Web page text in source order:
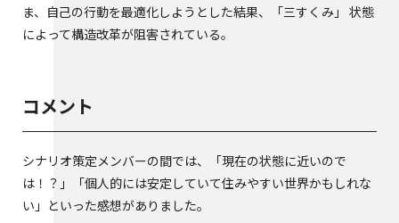
ま、自己の行動を最適化しようとした結果、「三すくみ」 状態
によって構造改革が阻害されている。
コメント
シナリオ策定メンバーの間では、「現在の状態に近いので
は！？」「個人的には安定していて住みやすい世界かもしれな
い」といった感想がありました。